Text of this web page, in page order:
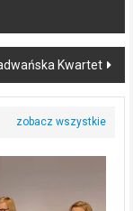
Kwartet